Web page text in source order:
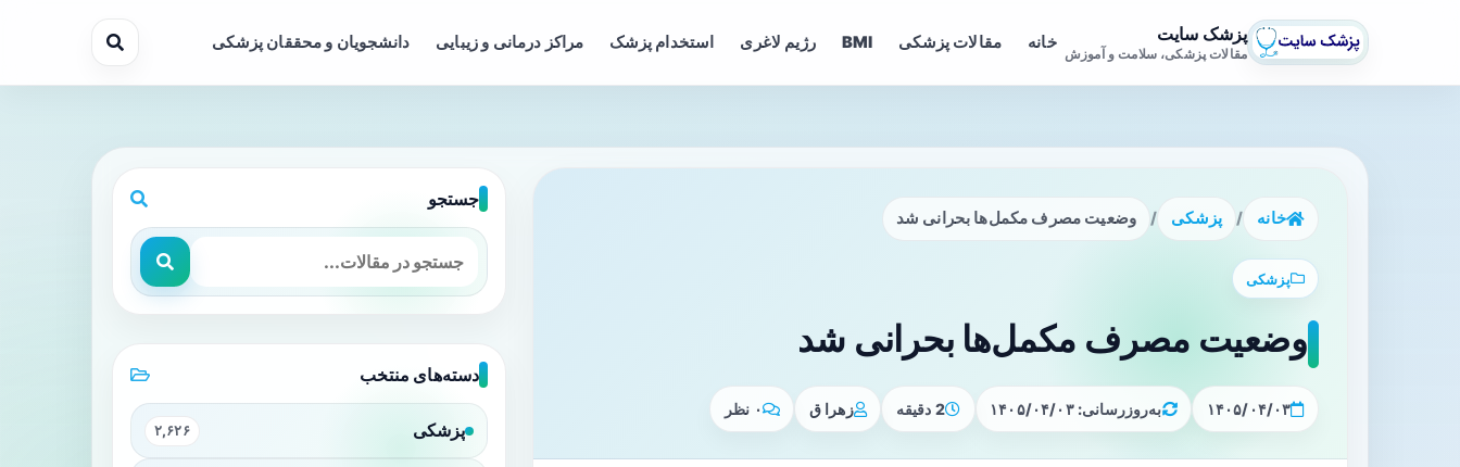
پزشک سایت
مقالات پزشکی، سلامت و آموزش
خانه مقالات پزشکی BMI رژیم لاغری استخدام پزشک مراکز درمانی و زیبایی دانشجویان و محققان پزشکی
خانه / پزشکی / وضعیت مصرف مکمل‌ها بحرانی شد
پزشکی
وضعیت مصرف مکمل‌ها بحرانی شد
۱۴۰۵/۰۴/۰۳ به‌روزرسانی: ۱۴۰۵/۰۴/۰۳ 2 دقیقه زهرا ق ۰ نظر
جستجو
دسته‌های منتخب
پزشکی ۲,۶۲۶